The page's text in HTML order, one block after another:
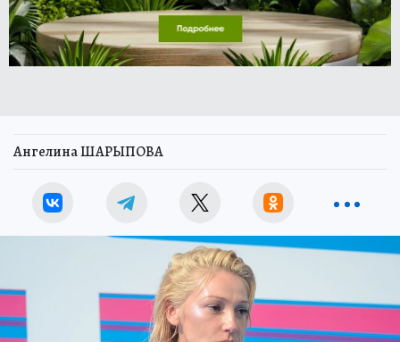
Ангелина ШАРЫПОВА